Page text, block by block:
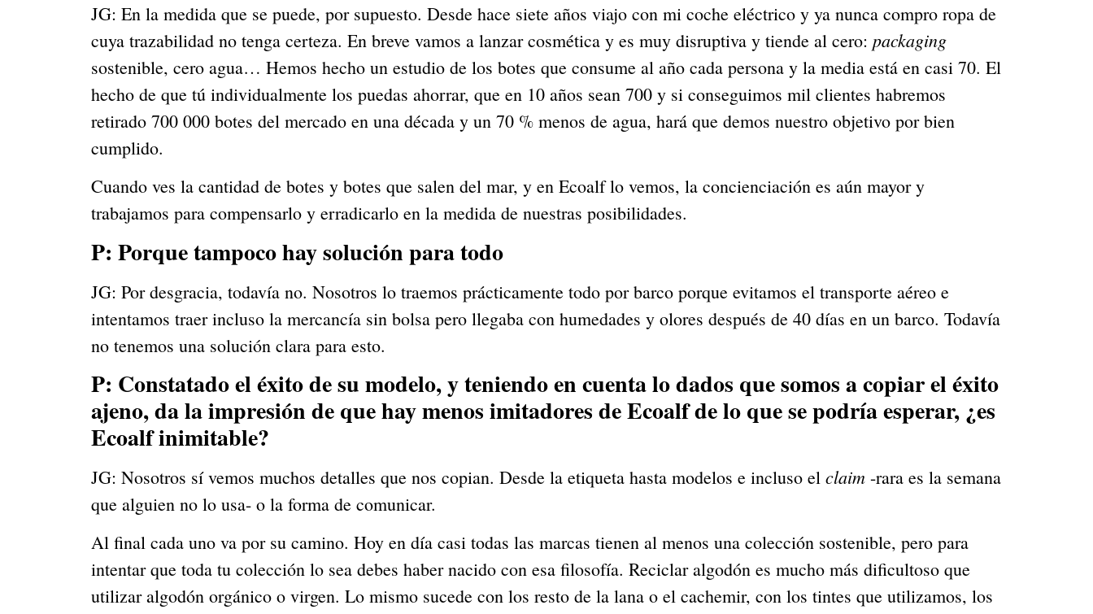
JG: En la medida que se puede, por supuesto. Desde hace siete años viajo con mi coche eléctrico y ya nunca compro ropa de
cuya trazabilidad no tenga certeza. En breve vamos a lanzar cosmética y es muy disruptiva y tiende al cero: packaging
sostenible, cero agua… Hemos hecho un estudio de los botes que consume al año cada persona y la media está en casi 70. El
hecho de que tú individualmente los puedas ahorrar, que en 10 años sean 700 y si conseguimos mil clientes habremos
retirado 700 000 botes del mercado en una década y un 70 % menos de agua, hará que demos nuestro objetivo por bien
cumplido.
Cuando ves la cantidad de botes y botes que salen del mar, y en Ecoalf lo vemos, la concienciación es aún mayor y
trabajamos para compensarlo y erradicarlo en la medida de nuestras posibilidades.
P: Porque tampoco hay solución para todo
JG: Por desgracia, todavía no. Nosotros lo traemos prácticamente todo por barco porque evitamos el transporte aéreo e
intentamos traer incluso la mercancía sin bolsa pero llegaba con humedades y olores después de 40 días en un barco. Todavía
no tenemos una solución clara para esto.
P: Constatado el éxito de su modelo, y teniendo en cuenta lo dados que somos a copiar el éxito
ajeno, da la impresión de que hay menos imitadores de Ecoalf de lo que se podría esperar, ¿es
Ecoalf inimitable?
JG: Nosotros sí vemos muchos detalles que nos copian. Desde la etiqueta hasta modelos e incluso el claim -rara es la semana
que alguien no lo usa- o la forma de comunicar.
Al final cada uno va por su camino. Hoy en día casi todas las marcas tienen al menos una colección sostenible, pero para
intentar que toda tu colección lo sea debes haber nacido con esa filosofía. Reciclar algodón es mucho más dificultoso que
utilizar algodón orgánico o virgen. Lo mismo sucede con los resto de la lana o el cachemir, con los tintes que utilizamos, los